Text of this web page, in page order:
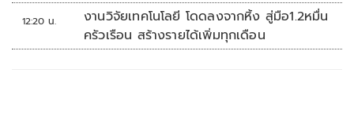
12:20 น.
งานวิจัยเทคโนโลยี โดดลงจากหิ้ง สู่มือ1.2หมื่น
ครัวเรือน สร้างรายได้เพิ่มทุกเดือน